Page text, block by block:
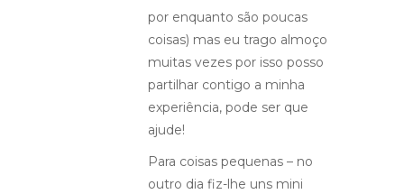
por enquanto são poucas
coisas) mas eu trago almoço
muitas vezes por isso posso
partilhar contigo a minha
experiência, pode ser que
ajude!
Para coisas pequenas – no
outro dia fiz-lhe uns mini